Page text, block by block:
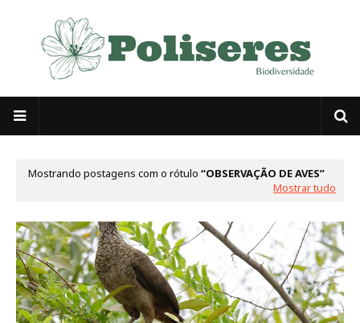
Mostrando postagens com o rótulo
OBSERVAÇÃO DE AVES
Mostrar tudo